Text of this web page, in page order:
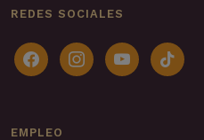
REDES SOCIALES
facebookinstagramyoutubetiktok
EMPLEO